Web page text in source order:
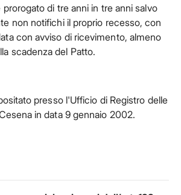
di tre anni in tre anni salvo
non notifichi il proprio recesso, con
con avviso di ricevimento, almeno
scadenza del Patto.
presso l'Ufficio di Registro delle
in data 9 gennaio 2002.